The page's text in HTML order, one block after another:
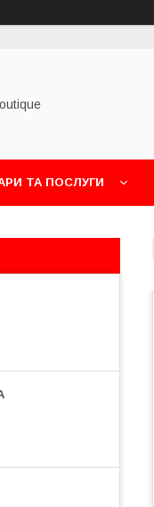
ТА ПОСЛУГИ